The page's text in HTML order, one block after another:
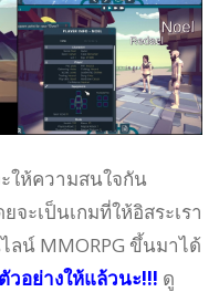
ให้ความสนใจกัน
จะเป็นเกมที่ให้อิสระเรา
ลน์ MMORPG ขึ้นมาได้
อย่างให้แล้วนะ!!! ดู